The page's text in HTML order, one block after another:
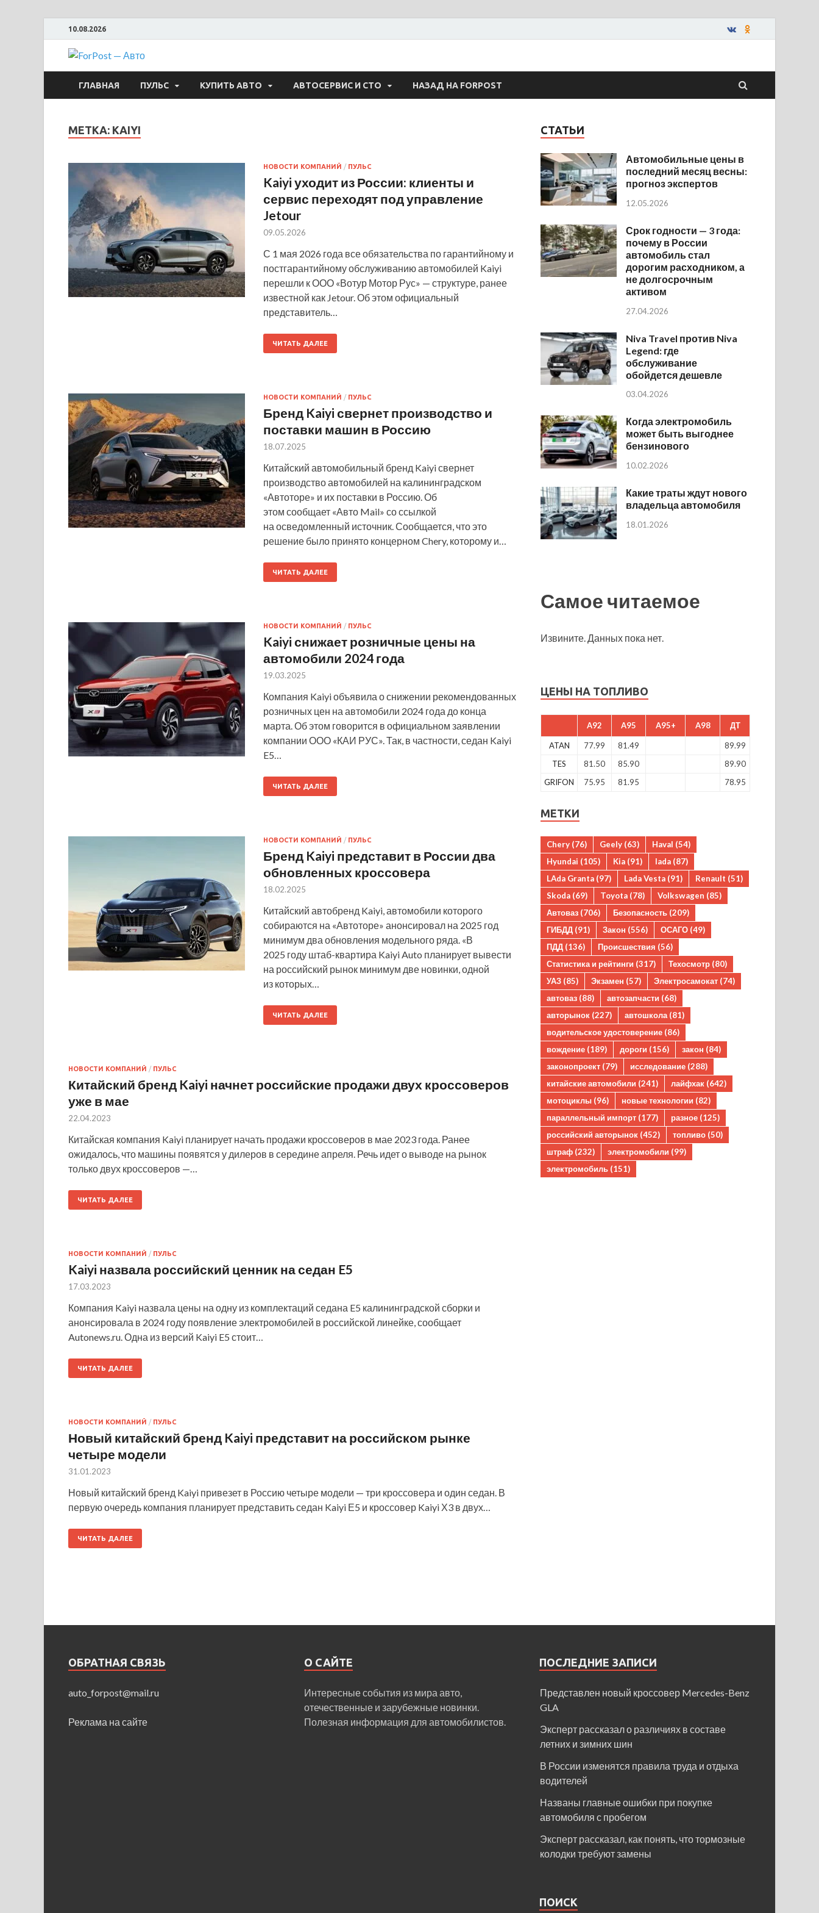
10.08.2026
ForPost — Авто
ГЛАВНАЯ ПУЛЬС КУПИТЬ АВТО АВТОСЕРВИС И СТО НАЗАД НА FORPOST
МЕТКА: KAIYI
НОВОСТИ КОМПАНИЙ / ПУЛЬС
Kaiyi уходит из России: клиенты и
сервис переходят под управление
Jetour
09.05.2026
С 1 мая 2026 года все обязательства по гарантийному и
постгарантийному обслуживанию автомобилей Kaiyi
перешли к ООО «Вотур Мотор Рус» — структуре, ранее
известной как Jetour. Об этом официальный
представитель…
ЧИТАТЬ ДАЛЕЕ
НОВОСТИ КОМПАНИЙ / ПУЛЬС
Бренд Kaiyi свернет производство и
поставки машин в Россию
18.07.2025
Китайский автомобильный бренд Kaiyi свернет
производство автомобилей на калининградском
«Автоторе» и их поставки в Россию. Об
этом сообщает «Авто Mail» со ссылкой
на осведомленный источник. Сообщается, что это
решение было принято концерном Chery, которому и…
ЧИТАТЬ ДАЛЕЕ
НОВОСТИ КОМПАНИЙ / ПУЛЬС
Kaiyi снижает розничные цены на
автомобили 2024 года
19.03.2025
Компания Kaiyi объявила о снижении рекомендованных
розничных цен на автомобили 2024 года до конца
марта. Об этом говорится в официальном заявлении
компании ООО «КАИ РУС». Так, в частности, седан Kaiyi
E5…
ЧИТАТЬ ДАЛЕЕ
НОВОСТИ КОМПАНИЙ / ПУЛЬС
Бренд Kaiyi представит в России два
обновленных кроссовера
18.02.2025
Китайский автобренд Kaiyi, автомобили которого
собираются на «Автоторе» анонсировал на 2025 год
минимум два обновления модельного ряда. «В
2025 году штаб-квартира Kaiyi Auto планирует вывести
на российский рынок минимум две новинки, одной
из которых…
ЧИТАТЬ ДАЛЕЕ
НОВОСТИ КОМПАНИЙ / ПУЛЬС
Китайский бренд Kaiyi начнет российские продажи двух кроссоверов
уже в мае
22.04.2023
Китайская компания Kaiyi планирует начать продажи кроссоверов в мае 2023 года. Ранее
ожидалось, что машины появятся у дилеров в середине апреля. Речь идет о выводе на рынок
только двух кроссоверов —…
ЧИТАТЬ ДАЛЕЕ
НОВОСТИ КОМПАНИЙ / ПУЛЬС
Kaiyi назвала российский ценник на седан E5
17.03.2023
Компания Kaiyi назвала цены на одну из комплектаций седана E5 калининградской сборки и
анонсировала в 2024 году появление электромобилей в российской линейке, сообщает
Autonews.ru. Одна из версий Kaiyi E5 стоит…
ЧИТАТЬ ДАЛЕЕ
НОВОСТИ КОМПАНИЙ / ПУЛЬС
Новый китайский бренд Kaiyi представит на российском рынке
четыре модели
31.01.2023
Новый китайский бренд Kaiyi привезет в Россию четыре модели — три кроссовера и один седан. В
первую очередь компания планирует представить седан Kaiyi Е5 и кроссовер Kaiyi Х3 в двух…
ЧИТАТЬ ДАЛЕЕ
СТАТЬИ
Автомобильные цены в
последний месяц весны:
прогноз экспертов
12.05.2026
Срок годности — 3 года:
почему в России
автомобиль стал
дорогим расходником, а
не долгосрочным
активом
27.04.2026
Niva Travel против Niva
Legend: где
обслуживание
обойдется дешевле
03.04.2026
Когда электромобиль
может быть выгоднее
бензинового
10.02.2026
Какие траты ждут нового
владельца автомобиля
18.01.2026
Самое читаемое
Извините. Данных пока нет.
ЦЕНЫ НА ТОПЛИВО
A92 A95 A95+ A98 ДТ
ATAN 77.99 81.49
89.99
TES
81.50 85.90
89.90
GRIFON
75.95 81.95 78.95
МЕТКИ
Chery (76) Geely (63) Haval (54)
Hyundai (105) Kia (91) lada (87)
LAda Granta (97) Lada Vesta (91) Renault (51)
Skoda (69) Toyota (78) Volkswagen (85)
Автоваз (706) Безопасность (209)
ГИБДД (91) Закон (556) ОСАГО (49)
ПДД (136) Происшествия (56)
Статистика и рейтинги (317) Техосмотр (80)
УАЗ (85) Экзамен (57) Электросамокат (74)
автоваз (88) автозапчасти (68)
авторынок (227) автошкола (81)
водительское удостоверение (86)
вождение (189) дороги (156) закон (84)
законопроект (79) исследование (288)
китайские автомобили (241) лайфхак (642)
мотоциклы (96) новые технологии (82)
параллельный импорт (177) разное (125)
российский авторынок (452) топливо (50)
штраф (232) электромобили (99)
электромобиль (151)
ОБРАТНАЯ СВЯЗЬ
auto_forpost@mail.ru
Реклама на сайте
О САЙТЕ
Интересные события из мира авто,
отечественные и зарубежные новинки.
Полезная информация для автомобилистов.
ПОСЛЕДНИЕ ЗАПИСИ
Представлен новый кроссовер Mercedes-Benz
GLA
Эксперт рассказал о различиях в составе
летних и зимних шин
В России изменятся правила труда и отдыха
водителей
Названы главные ошибки при покупке
автомобиля с пробегом
Эксперт рассказал, как понять, что тормозные
колодки требуют замены
ПОИСК